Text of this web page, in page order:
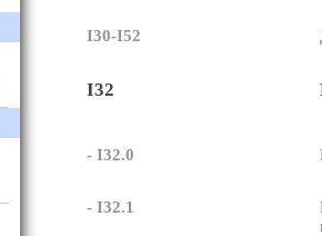
I30-I52
I32
- I32.0
- I32.1